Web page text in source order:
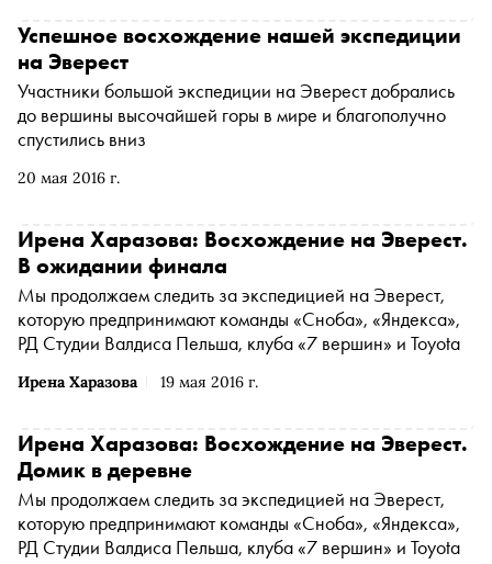
20 мая 2016 г.
Успешное восхождение нашей экспедиции
на Эверест
Участники большой экспедиции на Эверест добрались
до вершины высочайшей горы в мире и благополучно
спустились вниз
Ирена Харазова 19 мая 2016 г.
Ирена Харазова: Восхождение на Эверест.
В ожидании финала
Мы продолжаем следить за экспедицией на Эверест,
которую предпринимают команды «Сноба», «Яндекса»,
РД Студии Валдиса Пельша, клуба «7 вершин» и Toyota
Ирена Харазова: Восхождение на Эверест.
Домик в деревне
Мы продолжаем следить за экспедицией на Эверест,
которую предпринимают команды «Сноба», «Яндекса»,
РД Студии Валдиса Пельша, клуба «7 вершин» и Toyota